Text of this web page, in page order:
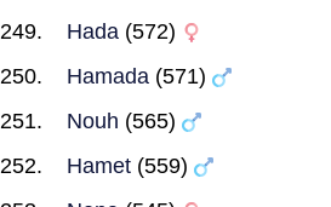
Hada (572)
Hamada (571)
Nouh (565)
Hamet (559)